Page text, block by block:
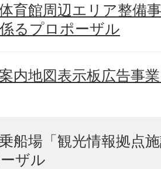
育館周辺エリア整備
るプロポーザル
内地図表示板広告事
船場「観光情報拠点
ザル